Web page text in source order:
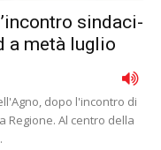
sindaci-
a metà luglio
dopo l'incontro di
Regione. Al centro della